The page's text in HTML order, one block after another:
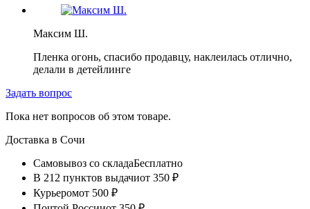
Максим Ш.
Пленка огонь, спасибо продавцу, наклеилась отлично,
делали в детейлинге
Задать вопрос
Пока нет вопросов об этом товаре.
Доставка в Сочи
Самовывоз со складаБесплатно
В 212 пунктов выдачиот 350 ₽
Курьеромот 500 ₽